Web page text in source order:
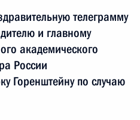
телеграмму
и главному
академического
России
Горенштейну по случаю